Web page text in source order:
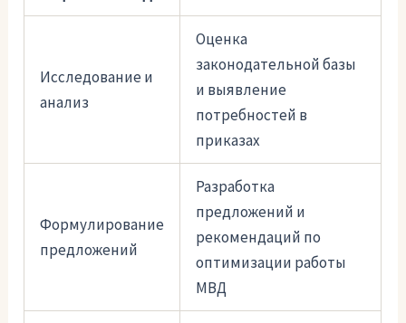
Исследование и
анализ
Оценка
законодательной базы
и выявление
потребностей в
приказах
Формулирование
предложений
Разработка
предложений и
рекомендаций по
оптимизации работы
МВД